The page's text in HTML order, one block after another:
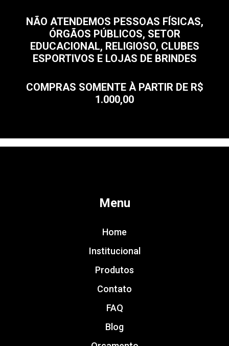
NÃO ATENDEMOS PESSOAS FÍSICAS,
ÓRGÃOS PÚBLICOS, SETOR
EDUCACIONAL, RELIGIOSO, CLUBES
ESPORTIVOS E LOJAS DE BRINDES
COMPRAS SOMENTE À PARTIR DE R$
1.000,00
Menu
Home
Institucional
Produtos
Contato
FAQ
Blog